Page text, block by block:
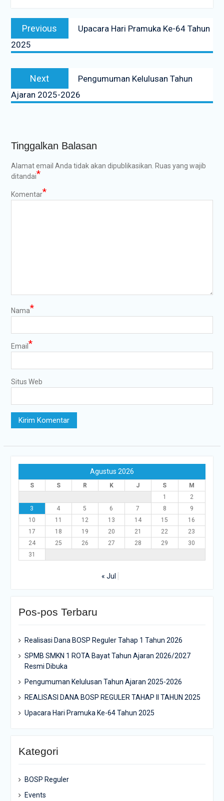
Navigasi
posPrevious
post:
Upacara Hari Pramuka Ke-64 Tahun
2025
Next
post:
Pengumuman Kelulusan Tahun
Ajaran 2025-2026
Tinggalkan Balasan
Alamat email Anda tidak akan dipublikasikan. Ruas yang wajib
ditandai*
Komentar*
Nama*
Email *
Situs Web
Agustus 2026
S S R K J S
M
1
2
3
4 5 6 7 8
9
10
11 12 13 14 15
16
17
18 19 20 21 22
23
24
25 26 27 28 29
30
31
« Jul
Pos-pos Terbaru
Realisasi Dana BOSP Reguler Tahap 1 Tahun 2026
SPMB SMKN 1 ROTA Bayat Tahun Ajaran 2026/2027
Resmi Dibuka
Pengumuman Kelulusan Tahun Ajaran 2025-2026
REALISASI DANA BOSP REGULER TAHAP II TAHUN 2025
Upacara Hari Pramuka Ke-64 Tahun 2025
Kategori
BOSP Reguler
Events